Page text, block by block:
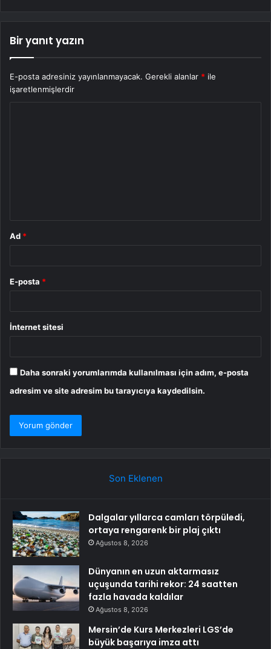
Bir yanıt yazın
E-posta adresiniz yayınlanmayacak. Gerekli alanlar * ile
işaretlenmişlerdir
Ad *
E-posta *
İnternet sitesi
Daha sonraki yorumlarımda kullanılması için adım, e-posta
adresim ve site adresim bu tarayıcıya kaydedilsin.
Son Eklenen
Dalgalar yıllarca camları törpüledi,
ortaya rengarenk bir plaj çıktı
Ağustos 8, 2026
Dünyanın en uzun aktarmasız
uçuşunda tarihi rekor: 24 saatten
fazla havada kaldılar
Ağustos 8, 2026
Mersin’de Kurs Merkezleri LGS’de
büyük başarıya imza attı